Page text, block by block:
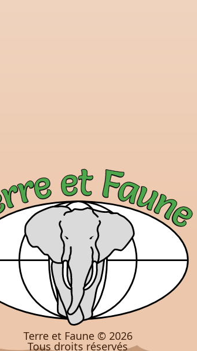
Terre et Faune © 2026
Tous droits réservés